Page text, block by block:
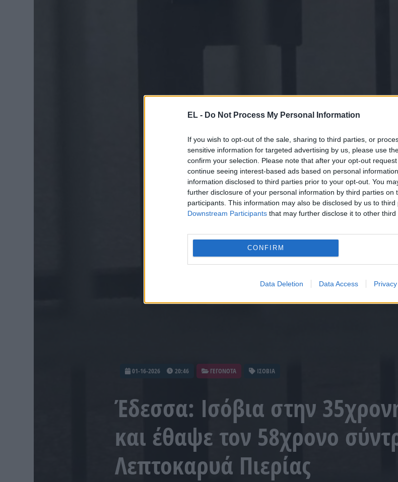
EL - Do Not Process My Personal Information
If you wish to opt-out of the sale, sharing to third parties, or
sensitive information for targeted advertising by us, please use
confirm your selection. Please note that after your opt-out
continue seeing interest-based ads based on personal
information disclosed to third parties prior to your opt-out. You
further disclosure of your personal information by third parties on
participants. This information may also be disclosed by us to
Downstream Participants that may further disclose it to other third
CONFIRM
Data Deletion Data Access
01-16-2026 20:46 ΓΕΓΟΝΟΤΑ ΙΣΟΒΙΑ
Έδεσσα: Ισόβια στην
και έθαψε τον 58χρονο
Λεπτοκαρυά Πιερίας